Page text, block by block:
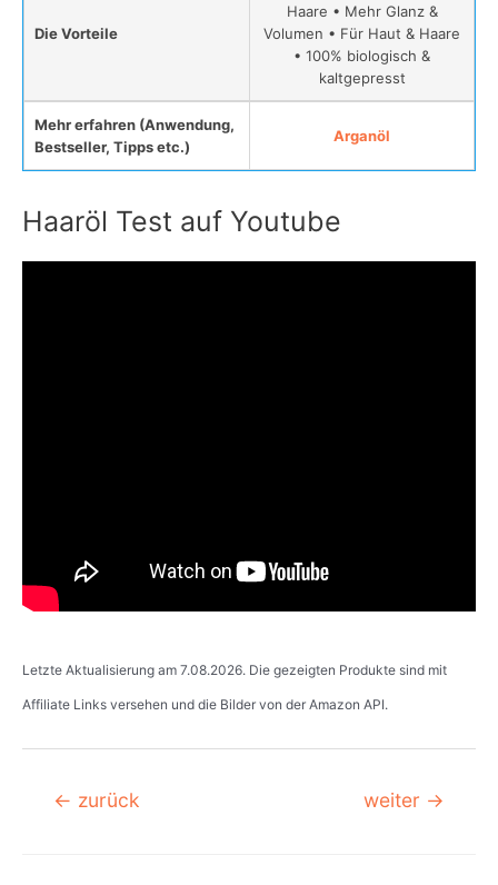
Die Vorteile
Haare • Mehr Glanz &
Volumen • Für Haut & Haare
• 100% biologisch &
kaltgepresst
Mehr erfahren (Anwendung,
Bestseller, Tipps etc.)
Arganöl
Haaröl Test auf Youtube
Letzte Aktualisierung am 7.08.2026. Die gezeigten Produkte sind mit
Affiliate Links versehen und die Bilder von der Amazon API.
Beitragsnavigation
← zurück weiter →